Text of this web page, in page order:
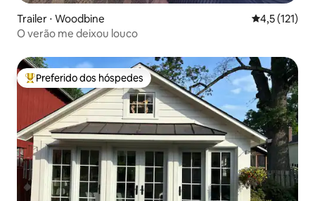
Trailer ⋅ Woodbine 4,5 de uma
4,5 (121)
O verão me deixou louco
Entre os melhores preferidos dos hóspedes
Preferido dos hóspedes